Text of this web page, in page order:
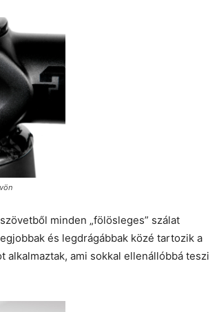
minden „fölösleges” szálat
és legdrágábbak közé tartozik a
alkalmaztak, ami sokkal ellenállóbbá teszi